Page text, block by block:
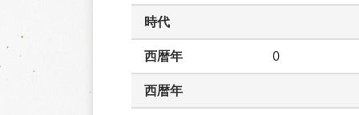
時代
西暦年
0
西暦年